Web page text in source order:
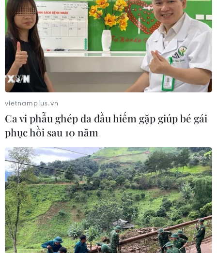
vietnamplus.vn
Ca vi phẫu ghép da đầu hiếm gặp giúp bé gái
phục hồi sau 10 năm